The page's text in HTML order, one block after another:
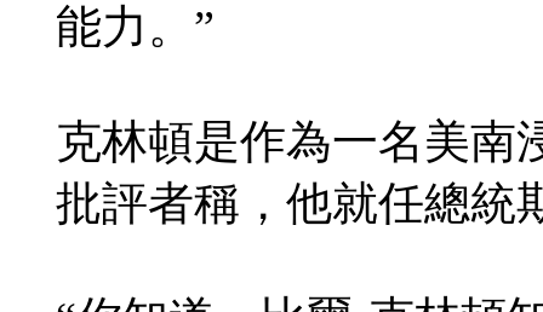
能力。”
克林頓是作為一名美南
批評者稱，他就任總統